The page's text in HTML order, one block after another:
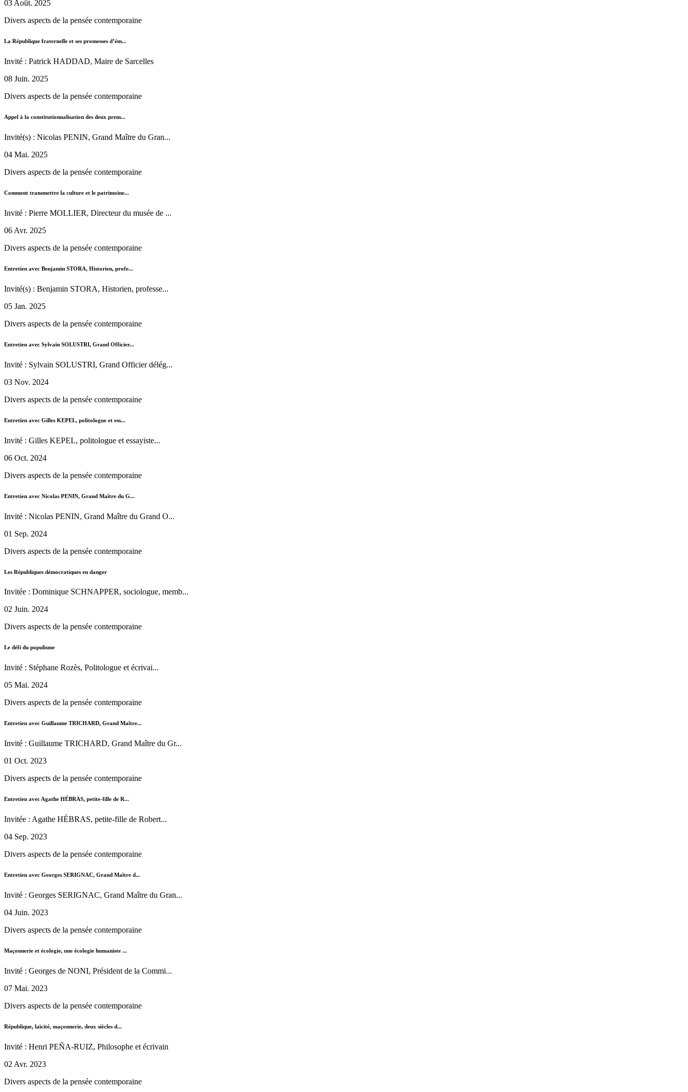
03 Août. 2025
Divers aspects de la pensée contemporaine
La République fraternelle et ses promesses d’ém...
Invité : Patrick HADDAD, Maire de Sarcelles
08 Juin. 2025
Divers aspects de la pensée contemporaine
Appel à la constitutionnalisation des deux prem...
Invité(s) : Nicolas PENIN, Grand Maître du Gran...
04 Mai. 2025
Divers aspects de la pensée contemporaine
Comment transmettre la culture et le patrimoine...
Invité : Pierre MOLLIER, Directeur du musée de ...
06 Avr. 2025
Divers aspects de la pensée contemporaine
Entretien avec Benjamin STORA, Historien, profe...
Invité(s) : Benjamin STORA, Historien, professe...
05 Jan. 2025
Divers aspects de la pensée contemporaine
Entretien avec Sylvain SOLUSTRI, Grand Officier...
Invité : Sylvain SOLUSTRI, Grand Officier délég...
03 Nov. 2024
Divers aspects de la pensée contemporaine
Entretien avec Gilles KEPEL, politologue et ess...
Invité : Gilles KEPEL, politologue et essayiste...
06 Oct. 2024
Divers aspects de la pensée contemporaine
Entretien avec Nicolas PENIN, Grand Maître du G...
Invité : Nicolas PENIN, Grand Maître du Grand O...
01 Sep. 2024
Divers aspects de la pensée contemporaine
Les Républiques démocratiques en danger
Invitée : Dominique SCHNAPPER, sociologue, memb...
02 Juin. 2024
Divers aspects de la pensée contemporaine
Le défi du populisme
Invité : Stéphane Rozès, Politologue et écrivai...
05 Mai. 2024
Divers aspects de la pensée contemporaine
Entretien avec Guillaume TRICHARD, Grand Maître...
Invité : Guillaume TRICHARD, Grand Maître du Gr...
01 Oct. 2023
Divers aspects de la pensée contemporaine
Entretien avec Agathe HÉBRAS, petite-fille de R...
Invitée : Agathe HÉBRAS, petite-fille de Robert...
04 Sep. 2023
Divers aspects de la pensée contemporaine
Entretien avec Georges SERIGNAC, Grand Maître d...
Invité : Georges SERIGNAC, Grand Maître du Gran...
04 Juin. 2023
Divers aspects de la pensée contemporaine
Maçonnerie et écologie, une écologie humaniste ...
Invité : Georges de NONI, Président de la Commi...
07 Mai. 2023
Divers aspects de la pensée contemporaine
République, laïcité, maçonnerie, deux siècles d...
Invité : Henri PEÑA-RUIZ, Philosophe et écrivain
02 Avr. 2023
Divers aspects de la pensée contemporaine